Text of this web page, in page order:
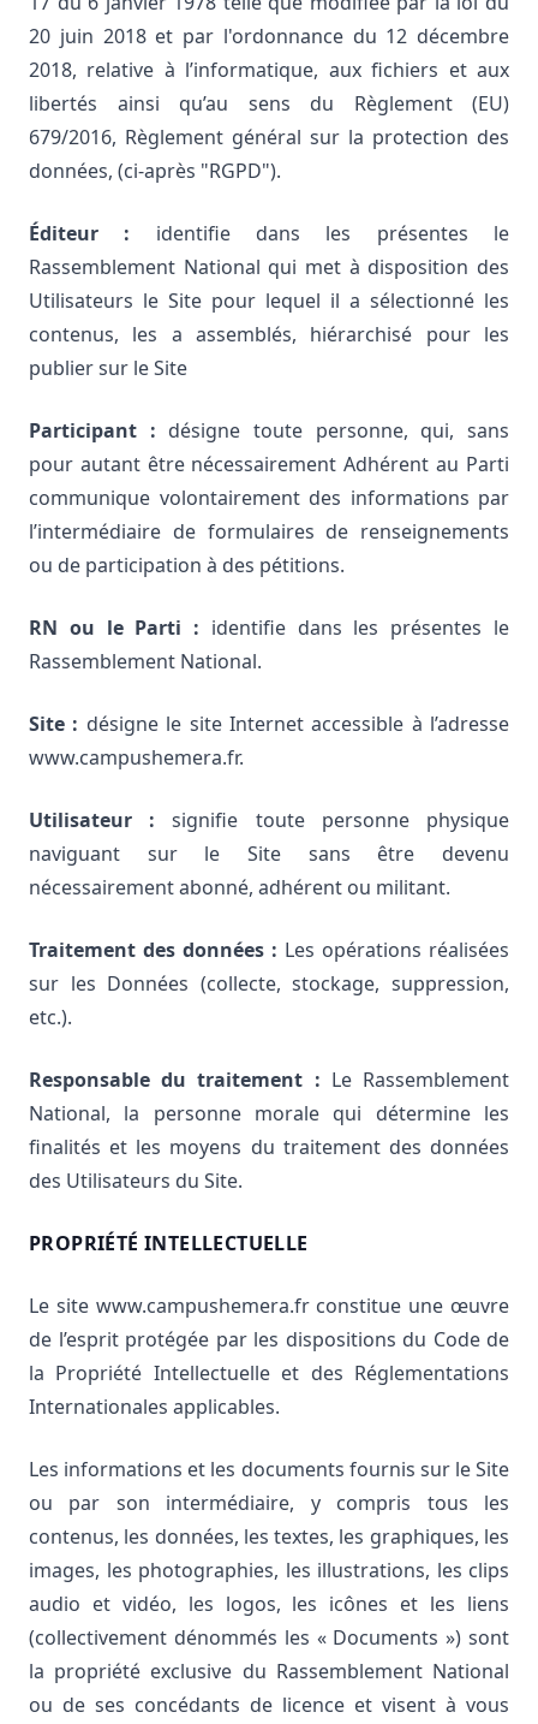
20 juin 2018 et par l'ordonnance du 12 décembre
2018, relative à l’informatique, aux fichiers et aux
libertés ainsi qu’au sens du Règlement (EU)
679/2016, Règlement général sur la protection des
données, (ci-après "RGPD").
Éditeur : identifie dans les présentes le
Rassemblement National qui met à disposition des
Utilisateurs le Site pour lequel il a sélectionné les
contenus, les a assemblés, hiérarchisé pour les
publier sur le Site
Participant : désigne toute personne, qui, sans
pour autant être nécessairement Adhérent au Parti
communique volontairement des informations par
l’intermédiaire de formulaires de renseignements
ou de participation à des pétitions.
RN ou le Parti : identifie dans les présentes le
Rassemblement National.
Site : désigne le site Internet accessible à l’adresse
www.campushemera.fr.
Utilisateur : signifie toute personne physique
naviguant sur le Site sans être devenu
nécessairement abonné, adhérent ou militant.
Traitement des données : Les opérations réalisées
sur les Données (collecte, stockage, suppression,
etc.).
Responsable du traitement : Le Rassemblement
National, la personne morale qui détermine les
finalités et les moyens du traitement des données
des Utilisateurs du Site.
PROPRIÉTÉ INTELLECTUELLE
Le site www.campushemera.fr constitue une œuvre
de l’esprit protégée par les dispositions du Code de
la Propriété Intellectuelle et des Réglementations
Internationales applicables.
Les informations et les documents fournis sur le Site
ou par son intermédiaire, y compris tous les
contenus, les données, les textes, les graphiques, les
images, les photographies, les illustrations, les clips
audio et vidéo, les logos, les icônes et les liens
(collectivement dénommés les « Documents ») sont
la propriété exclusive du Rassemblement National
ou de ses concédants de licence et visent à vous